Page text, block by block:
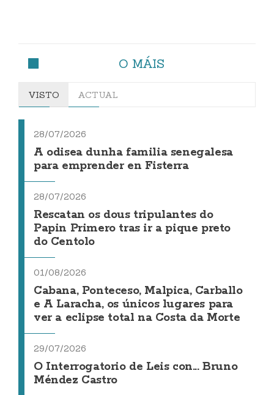
O MÁIS
VISTO ACTUAL
28/07/2026
A odisea dunha familia senegalesa
para emprender en Fisterra
28/07/2026
Rescatan os dous tripulantes do
Papin Primero tras ir a pique preto
do Centolo
01/08/2026
Cabana, Ponteceso, Malpica, Carballo
e A Laracha, os únicos lugares para
ver a eclipse total na Costa da Morte
29/07/2026
O Interrogatorio de Leis con... Bruno
Méndez Castro